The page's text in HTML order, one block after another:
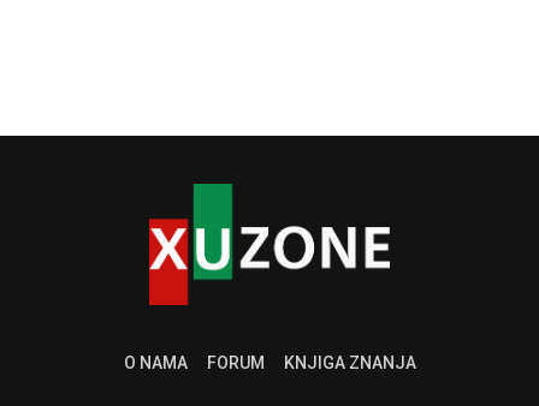
O NAMA FORUM KNJIGA ZNANJA